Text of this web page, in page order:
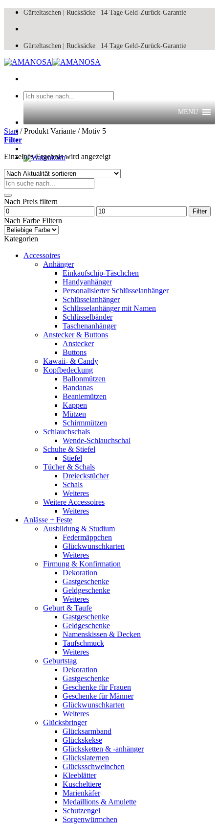
Zum
springen
Gürteltaschen | Rucksäcke | 14 Tage Geld-Zurück-Garantie
Gürteltaschen | Rucksäcke | 14 Tage Geld-Zurück-Garantie
Suchen
nach:
MENU
Start /Produkt Variante /Motiv 5
Filter
Einzelnes Ergebnis wird angezeigt
Suchen
nach:
Nach Preis filtern
Min.
Preis
Max.
Preis
Filter
Nach Farbe Filtern
Kategorien
Accessoires
Anhänger
Einkaufschip-Täschchen
Handyanhänger
Personalisierter Schlüsselanhänger
Schlüsselanhänger
Schlüsselanhänger mit Namen
Schlüsselbänder
Taschenanhänger
Anstecker & Buttons
Anstecker
Buttons
Kawaii- & Candy
Kopfbedeckung
Ballonmützen
Bandanas
Beaniemützen
Kappen
Mützen
Schirmmützen
Schlauchschals
Wende-Schlauchschal
Schuhe & Stiefel
Stiefel
Tücher & Schals
Dreieckstücher
Schals
Weiteres
Weitere Accessoires
Weiteres
Anlässe + Feste
Ausbildung & Studium
Federmäppchen
Glückwunschkarten
Weiteres
Firmung & Konfirmation
Dekoration
Gastgeschenke
Geldgeschenke
Weiteres
Geburt & Taufe
Gastgeschenke
Geldgeschenke
Namenskissen & Decken
Taufschmuck
Weiteres
Geburtstag
Dekoration
Gastgeschenke
Geschenke für Frauen
Geschenke für Männer
Glückwunschkarten
Weiteres
Glücksbringer
Glücksarmband
Glückskekse
Glücksketten & -anhänger
Glückslaternen
Glücksschweinchen
Kleeblätter
Kuscheltiere
Marienkäfer
Medaillions & Amulette
Schutzengel
Sorgenwürmchen